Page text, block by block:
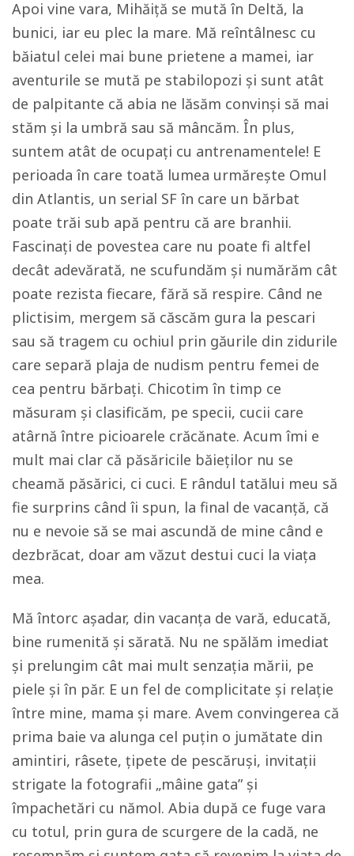
Apoi vine vara, Mihăiță se mută în Deltă, la
bunici, iar eu plec la mare. Mă reîntâlnesc cu
băiatul celei mai bune prietene a mamei, iar
aventurile se mută pe stabilopozi și sunt atât
de palpitante că abia ne lăsăm convinși să mai
stăm și la umbră sau să mâncăm. În plus,
suntem atât de ocupați cu antrenamentele! E
perioada în care toată lumea urmărește Omul
din Atlantis, un serial SF în care un bărbat
poate trăi sub apă pentru că are branhii.
Fascinați de povestea care nu poate fi altfel
decât adevărată, ne scufundăm și numărăm cât
poate rezista fiecare, fără să respire. Când ne
plictisim, mergem să căscăm gura la pescari
sau să tragem cu ochiul prin găurile din zidurile
care separă plaja de nudism pentru femei de
cea pentru bărbați. Chicotim în timp ce
măsuram și clasificăm, pe specii, cucii care
atârnă între picioarele crăcănate. Acum îmi e
mult mai clar că păsăricile băieților nu se
cheamă păsărici, ci cuci. E rândul tatălui meu să
fie surprins când îi spun, la final de vacanță, că
nu e nevoie să se mai ascundă de mine când e
dezbrăcat, doar am văzut destui cuci la viața
mea.
Mă întorc așadar, din vacanța de vară, educată,
bine rumenită și sărată. Nu ne spălăm imediat
și prelungim cât mai mult senzația mării, pe
piele și în păr. E un fel de complicitate și relație
între mine, mama și mare. Avem convingerea că
prima baie va alunga cel puțin o jumătate din
amintiri, râsete, țipete de pescăruși, invitații
strigate la fotografii „mâine gata” și
împachetări cu nămol. Abia după ce fuge vara
cu totul, prin gura de scurgere de la cadă, ne